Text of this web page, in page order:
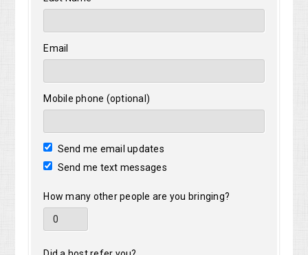
Email
Mobile phone (optional)
Send me email updates
Send me text messages
How many other people are you bringing?